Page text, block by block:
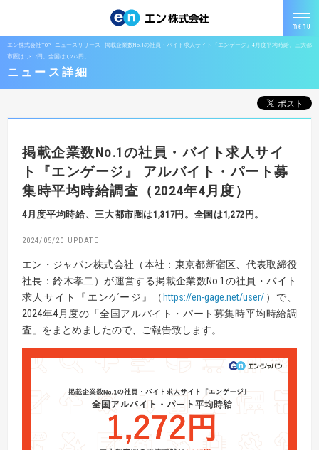
エン株式会社TOP ニュースリリース
掲載企業数No.1の社員・バイト求人サイト『エンゲージ』4月度平均時給、三大都
市圏は1,317円。全国は1,272円。
ニュース詳細
掲載企業数No.1の社員・バイト求人サイ
ト『エンゲージ』
アルバイト・パート募
集時平均時給調査（2024年4月度）
4月度平均時給、三大都市圏は1,317円。全国は1,272円。
2024/05/20
エン・ジャパン株式会社（本社：東京都新宿区、代表取締役
社長：鈴木孝二）が運営する掲載企業数No.1の社員・バイト
求人サイト『エンゲージ』（https://en-gage.net/user/ ）で、
2024年4月度の「全国アルバイト・パート募集時平均時給調
査」をまとめましたので、ご報告致します。